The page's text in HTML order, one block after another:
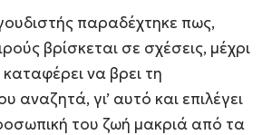
παραδέχτηκε πως,
βρίσκεται σε σχέσεις, μέχρι
να βρει τη
αναζητά, γι’ αυτό και επιλέγει
του ζωή μακριά από τα